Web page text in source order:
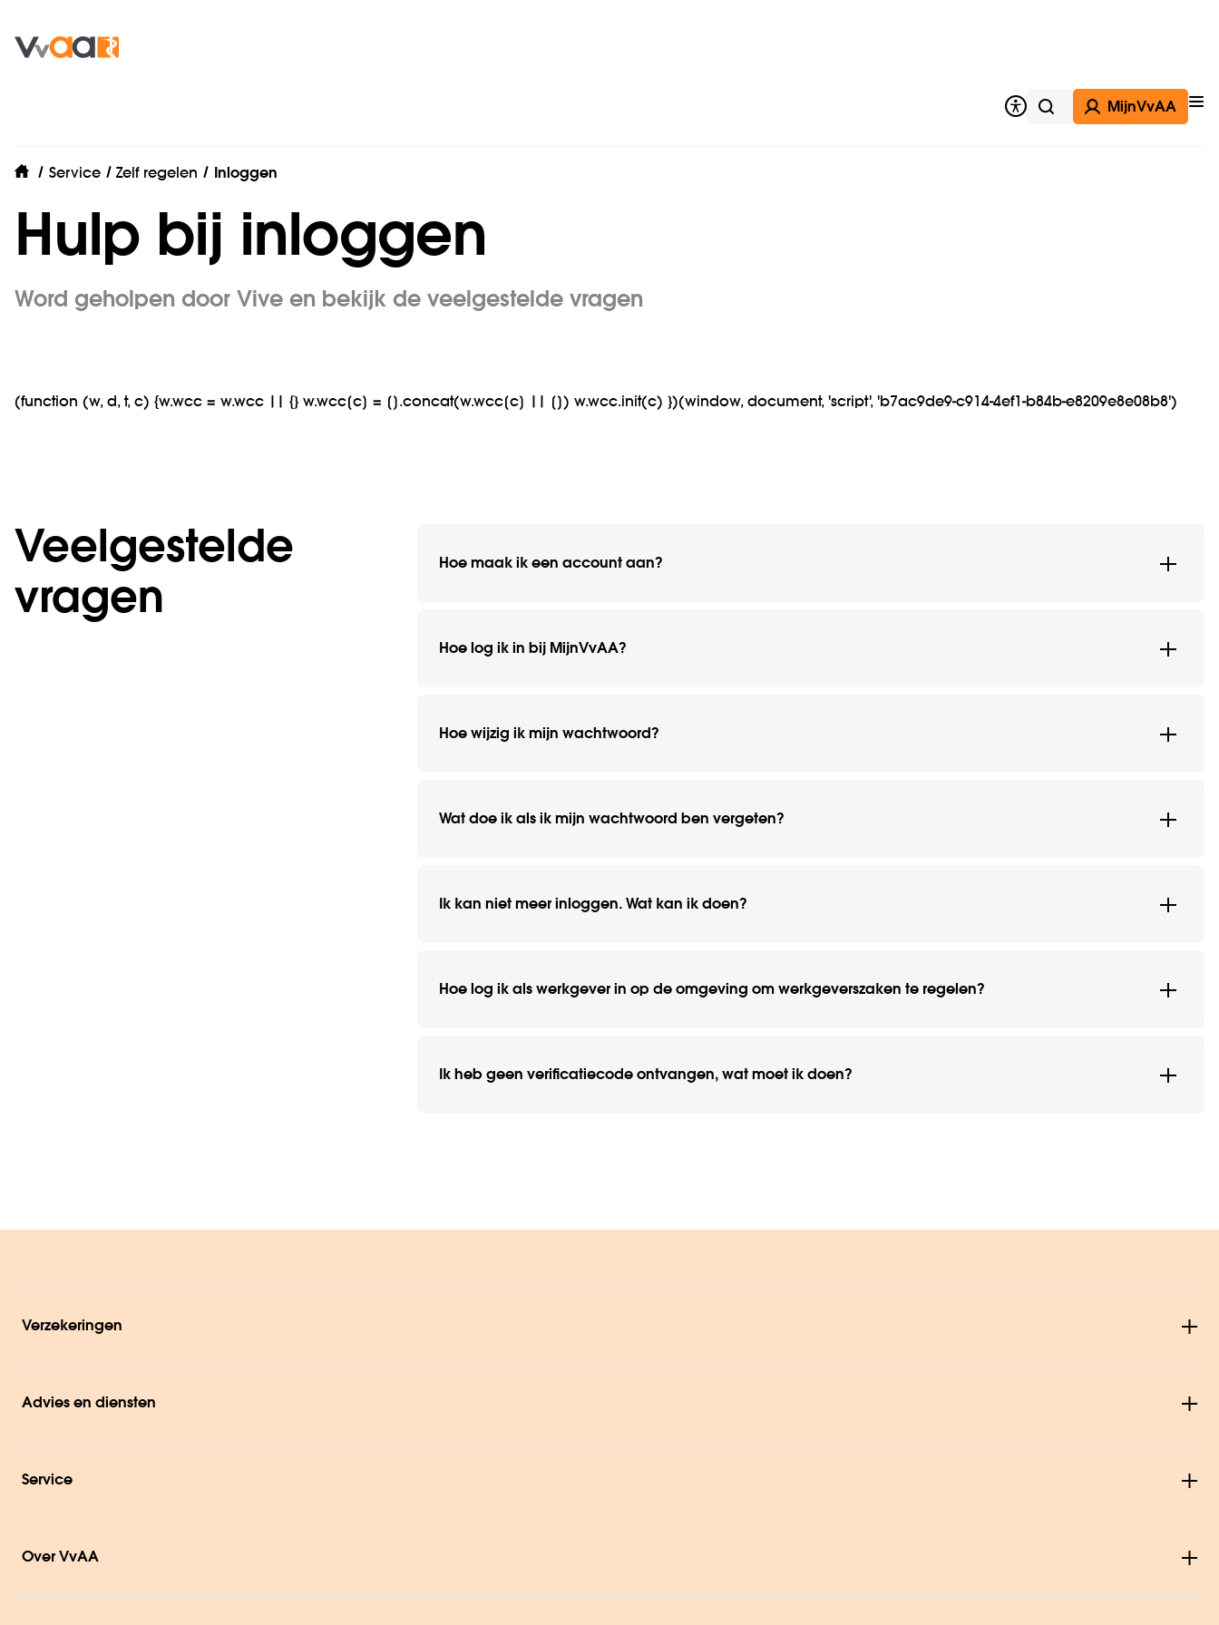
Zoeken
MijnVvAA
home
Service Zelf regelen Inloggen
Hulp bij inloggen
Word geholpen door Vive en bekijk de veelgestelde vragen
(function (w, d, t, c) {w.wcc = w.wcc || {} w.wcc[c] = [].concat(w.wcc[c] || []) w.wcc.init(c) })(window, document, 'script', 'b7ac9de9-c914-4ef1-b84b-e8209e8e08b8')
Veelgestelde
vragen
Hoe maak ik een account aan?
Hoe log ik in bij MijnVvAA?
Hoe wijzig ik mijn wachtwoord?
Wat doe ik als ik mijn wachtwoord ben vergeten?
Ik kan niet meer inloggen. Wat kan ik doen?
Hoe log ik als werkgever in op de omgeving om werkgeverszaken te regelen?
Ik heb geen verificatiecode ontvangen, wat moet ik doen?
Verzekeringen
Advies en diensten
Service
Over VvAA